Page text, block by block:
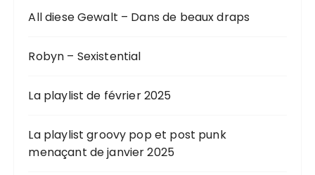
All diese Gewalt – Dans de beaux draps
Robyn – Sexistential
La playlist de février 2025
La playlist groovy pop et post punk
menaçant de janvier 2025